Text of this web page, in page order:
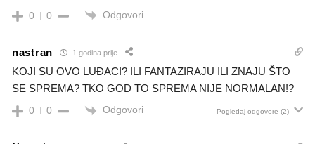
0 0 Odgovori
nastran 1 godina prije
KOJI SU OVO LUĐACI? ILI FANTAZIRAJU ILI ZNAJU ŠTO
SE SPREMA? TKO GOD TO SPREMA NIJE NORMALAN!?
0 0 Odgovori Pogledaj odgovore (2)